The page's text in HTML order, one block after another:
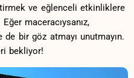
ve eğlenceli etkinliklere
⁣maceracıysanız,
de bir göz atmayı unutmayın.
bekliyor!